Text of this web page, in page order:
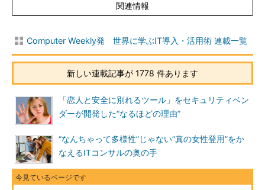
関連情報
Computer Weekly発 世界に学ぶIT導入・活用術 連載一覧
新しい連載記事が 1778 件あります
「恋人と安全に別れるツール」をセキュリティベン
ダーが開発した“なるほどの理由”
“なんちゃって多様性”じゃない“真の女性登用”をか
なえるITコンサルの奥の手